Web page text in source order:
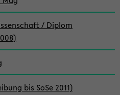
/ Diplom
bis SoSe 2011)